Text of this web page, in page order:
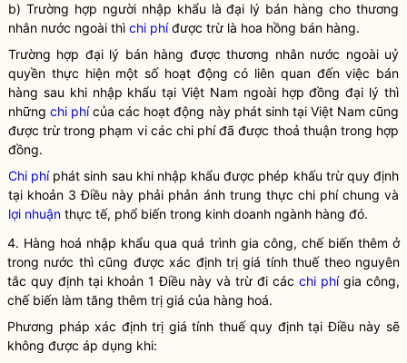
b) Trường hợp người nhập khẩu là đại lý bán hàng cho thương
nhân nước ngoài thì chi phíđược trừ là hoa hồng bán hàng.
Trường hợp đại lý bán hàng được thương nhân nước ngoài uỷ
quyền thực hiện một số hoạt động có liên quan đến việc bán
hàng sau khi nhập khẩu tại Việt Nam ngoài hợp đồng đại lý thì
nhữngchi phícủa các hoạt động này phát sinh tại Việt Nam cũng
được trừ trong phạm vi các chi phíđã được thoả thuận trong hợp
đồng.
Chi phíphát sinh sau khi nhập khẩu được phép khấu trừ quy định
tại khoản 3 Điều này phải phản ánh trung thực chi phíchung và
lợi nhuận thực tế, phổ biến trong kinh doanh ngành hàng đó.
4. Hàng hoá nhập khẩu qua quá trình gia công, chế biến thêm ở
trong nước thì cũng được xác định trị giá tính thuế theo nguyên
tắc quy định tại khoản 1 Điều này và trừ đi các chi phígia công,
chế biến làm tăng thêm trị giá của hàng hoá.
Phương pháp xác định trị giá tính thuế quy định tại Điều này sẽ
không được áp dụng khi: